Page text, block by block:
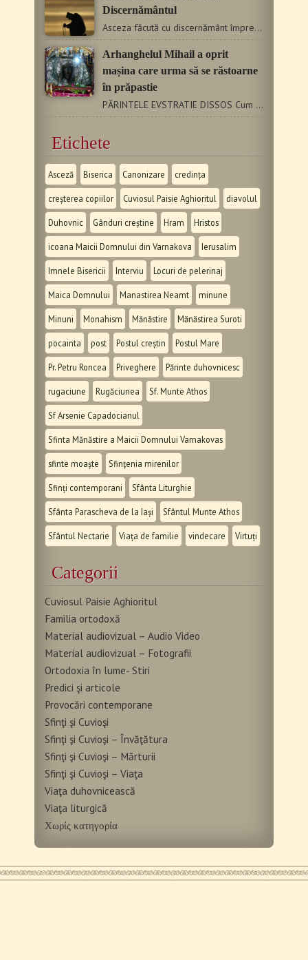
Discernământul
Asceza făcută cu discernământ împreună cu smerenia şi…
Arhanghelul Mihail a oprit
mașina care urma să se răstoarne
în prăpastie
PĂRINTELE EVSTRATIE DISSOS Cum se terminase Sfânta Liturghie,…
Etichete
Asceză Biserica Canonizare credința
creșterea copiilor Cuviosul Paisie Aghioritul diavolul
Duhovnic Gânduri creștine Hram Hristos
icoana Maicii Domnului din Varnakova Ierusalim
Imnele Bisericii Interviu Locuri de pelerinaj
Maica Domnului Manastirea Neamt minune
Minuni Monahism Mănăstire Mănăstirea Suroti
pocainta post Postul creștin Postul Mare
Pr. Petru Roncea Priveghere Părinte duhovnicesc
rugaciune Rugăciunea Sf. Munte Athos
Sf Arsenie Capadocianul
Sfinta Mănăstire a Maicii Domnului Varnakovas
sfinte moaște Sfinţenia mirenilor
Sfinți contemporani Sfânta Liturghie
Sfânta Parascheva de la Iași Sfântul Munte Athos
Sfântul Nectarie Viața de familie vindecare Virtuți
Categorii
Cuviosul Paisie Aghioritul
Familia ortodoxă
Material audiovizual – Audio Video
Material audiovizual – Fotografii
Ortodoxia în lume- Stiri
Predici şi articole
Provocări contemporane
Sfinţi şi Cuvioşi
Sfinţi şi Cuvioşi – Învăţătura
Sfinţi şi Cuvioşi – Mărturii
Sfinţi şi Cuvioşi – Viaţa
Viaţa duhovnicească
Viaţa liturgică
Χωρίς κατηγορία